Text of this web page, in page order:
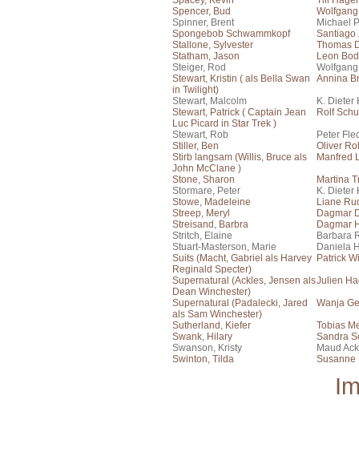
Spencer, Bud
Spinner, Brent
Michael
Spongebob Schwammkopf
Santiago
Stallone, Sylvester
Thomas
Statham, Jason
Leon
Steiger, Rod
Stewart, Kristin ( als Bella Swan
in Twilight)
Annina
Stewart, Malcolm
K. Dieter
Stewart, Patrick ( Captain Jean
Luc Picard in Star Trek )
Rolf
Stewart, Rob
Peter
Stiller, Ben
Oliver
Stirb langsam (Willis, Bruce als
John McClane )
Manfred
Stone, Sharon
Martina
Stormare, Peter
K. Dieter
Stowe, Madeleine
Liane
Streep, Meryl
Dagmar
Streisand, Barbra
Dagmar
Stritch, Elaine
Barbara
Stuart-Masterson, Marie
Daniela
Suits (Macht, Gabriel als Harvey
Reginald Specter)
Patrick
Supernatural (Ackles, Jensen als
Dean Winchester)
Julien
Supernatural (Padalecki, Jared
als Sam Winchester)
Wanja
Sutherland, Kiefer
Tobias
Swank, Hilary
Sandra
Swanson, Kristy
Maud
Swinton, Tilda
Susanne